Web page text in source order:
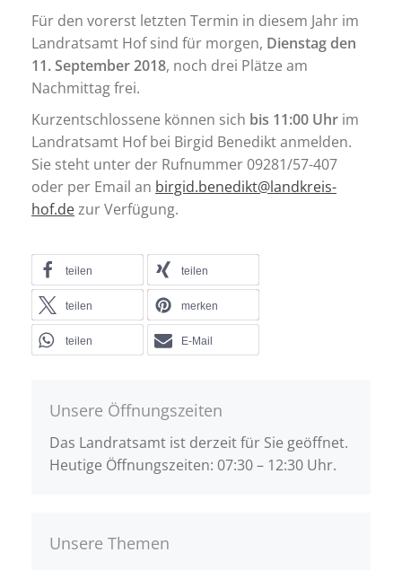
Für den vorerst letzten Termin in diesem Jahr im
Landratsamt Hof sind für morgen, Dienstag den
11. September 2018, noch drei Plätze am
Nachmittag frei.
Kurzentschlossene können sich bis 11:00 Uhr im
Landratsamt Hof bei Birgid Benedikt anmelden.
Sie steht unter der Rufnummer 09281/57-407
oder per Email an birgid.benedikt@landkreis-
hof.dezur Verfügung.
teilen teilen
teilen merken
teilen E-Mail
Unsere Öffnungszeiten
Das Landratsamt ist derzeit für Sie geöffnet.
Heutige Öffnungszeiten: 07:30 – 12:30 Uhr.
Unsere Themen